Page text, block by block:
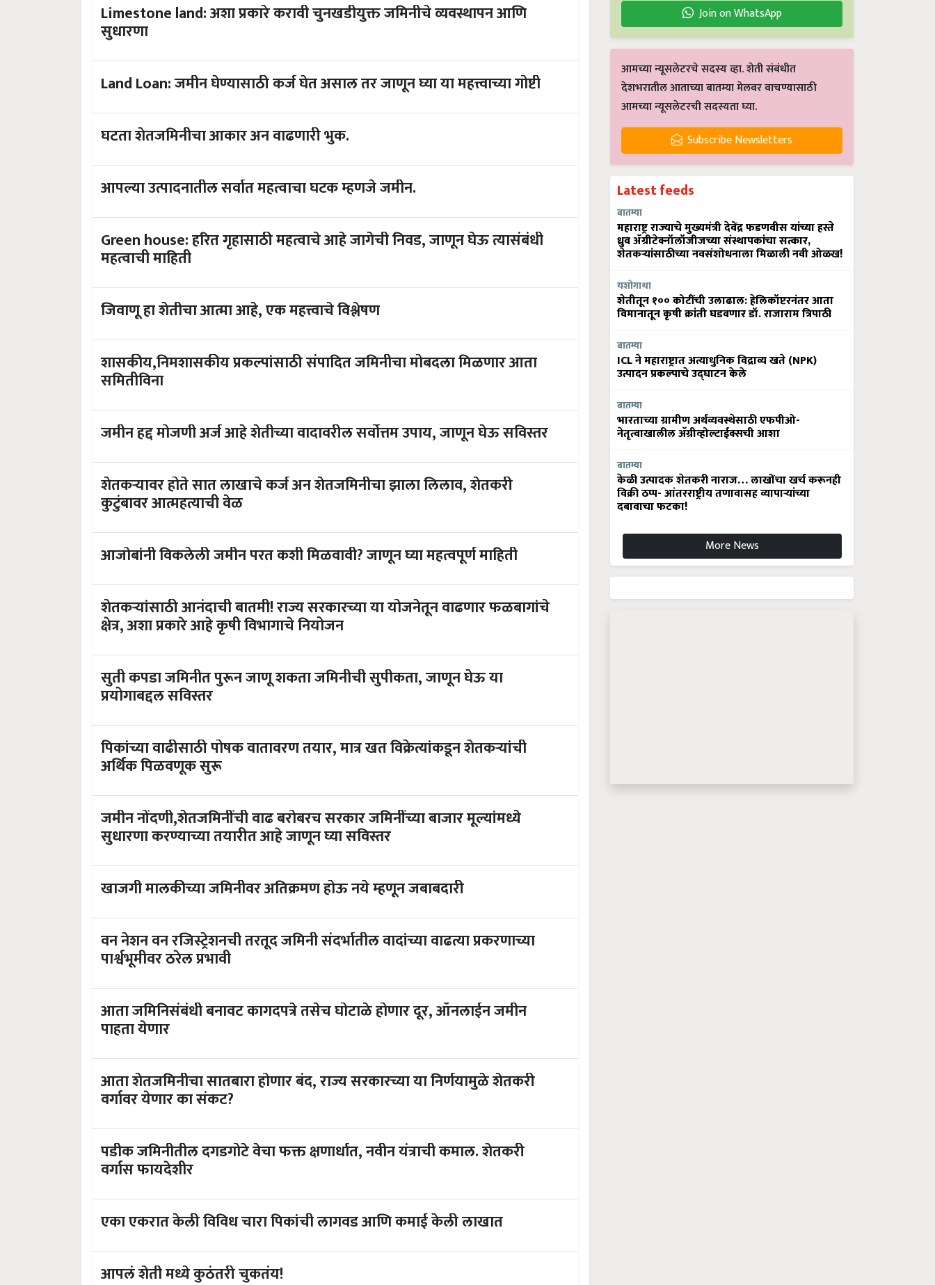
Limestone land: अशा प्रकारे करावी चुनखडीयुक्त जमिनीचे व्यवस्थापन आणि
सुधारणा
Land Loan: जमीन घेण्यासाठी कर्ज घेत असाल तर जाणून घ्या या महत्त्वाच्या गोष्टी
घटता शेतजमिनीचा आकार अन वाढणारी भुक.
आपल्या उत्पादनातील सर्वात महत्वाचा घटक म्हणजे जमीन.
Green house: हरित गृहासाठी महत्वाचे आहे जागेची निवड, जाणून घेऊ त्यासंबंधी
महत्वाची माहिती
जिवाणू हा शेतीचा आत्मा आहे, एक महत्त्वाचे विश्लेषण
शासकीय,निमशासकीय प्रकल्पांसाठी संपादित जमिनीचा मोबदला मिळणार आता
समितीविना
जमीन हद्द मोजणी अर्ज आहे शेतीच्या वादावरील सर्वोत्तम उपाय, जाणून घेऊ सविस्तर
शेतकऱ्यावर होते सात लाखाचे कर्ज अन शेतजमिनीचा झाला लिलाव, शेतकरी
कुटुंबावर आत्महत्याची वेळ
आजोबांनी विकलेली जमीन परत कशी मिळवावी? जाणून घ्या महत्वपूर्ण माहिती
शेतकऱ्यांसाठी आनंदाची बातमी! राज्य सरकारच्या या योजनेतून वाढणार फळबागांचे
क्षेत्र, अशा प्रकारे आहे कृषी विभागाचे नियोजन
सुती कपडा जमिनीत पुरून जाणू शकता जमिनीची सुपीकता, जाणून घेऊ या
प्रयोगाबद्दल सविस्तर
पिकांच्या वाढीसाठी पोषक वातावरण तयार, मात्र खत विक्रेत्यांकडून शेतकऱ्यांची
अर्थिक पिळवणूक सुरू
जमीन नोंदणी,शेतजमिनींची वाढ बरोबरच सरकार जमिनींच्या बाजार मूल्यांमध्ये
सुधारणा करण्याच्या तयारीत आहे जाणून घ्या सविस्तर
खाजगी मालकीच्या जमिनीवर अतिक्रमण होऊ नये म्हणून जबाबदारी
वन नेशन वन रजिस्ट्रेशनची तरतूद जमिनी संदर्भातील वादांच्या वाढत्या प्रकरणाच्या
पार्श्वभूमीवर ठरेल प्रभावी
आता जमिनिसंबंधी बनावट कागदपत्रे तसेच घोटाळे होणार दूर, ऑनलाईन जमीन
पाहता येणार
आता शेतजमिनीचा सातबारा होणार बंद, राज्य सरकारच्या या निर्णयामुळे शेतकरी
वर्गावर येणार का संकट?
पडीक जमिनीतील दगडगोटे वेचा फक्त क्षणार्धात, नवीन यंत्राची कमाल. शेतकरी
वर्गास फायदेशीर
एका एकरात केली विविध चारा पिकांची लागवड आणि कमाई केली लाखात
आपलं शेती मध्ये कुठंतरी चुकतंय!
Join on WhatsApp
आमच्या न्यूसलेटरचे सदस्य व्हा. शेती संबंधीत
देशभरातील आताच्या बातम्या मेलवर वाचण्यासाठी
आमच्या न्यूसलेटरची सदस्यता घ्या.
Subscribe Newsletters
Latest feeds
बातम्या
महाराष्ट्र राज्याचे मुख्यमंत्री देवेंद्र फडणवीस यांच्या हस्ते
ध्रुव ॲग्रीटेक्नॉलॉजीजच्या संस्थापकांचा सत्कार,
शेतकऱ्यांसाठीच्या नवसंशोधनाला मिळाली नवी ओळख!
यशोगाथा
शेतीतून १०० कोटींची उलाढाल: हेलिकॉप्टरनंतर आता
विमानातून कृषी क्रांती घडवणार डॉ. राजाराम त्रिपाठी
बातम्या
ICL ने महाराष्ट्रात अत्याधुनिक विद्राव्य खते (NPK)
उत्पादन प्रकल्पाचे उद्घाटन केले
बातम्या
भारताच्या ग्रामीण अर्थव्यवस्थेसाठी एफपीओ-
नेतृत्वाखालील अ‍ॅग्रीव्होल्टाईक्सची आशा
बातम्या
केळी उत्पादक शेतकरी नाराज… लाखोंचा खर्च करूनही
विक्री ठप्प- आंतरराष्ट्रीय तणावासह व्यापाऱ्यांच्या
दबावाचा फटका!
More News